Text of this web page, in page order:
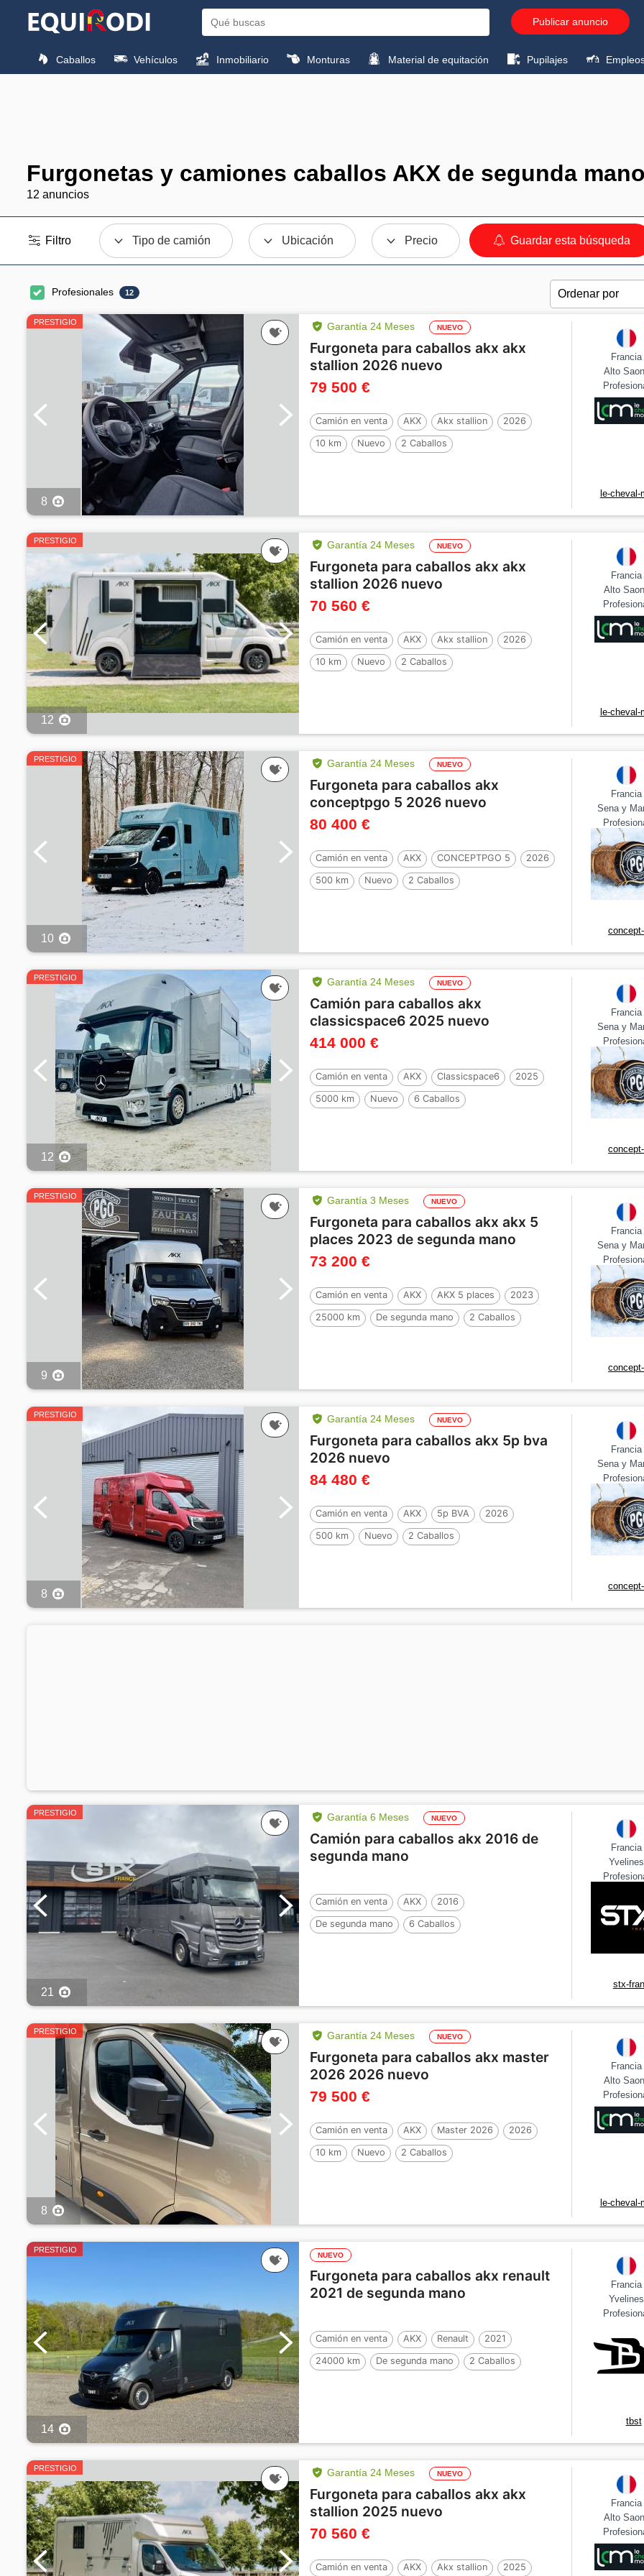
Publicar anuncio
Caballos Vehículos Inmobiliario Monturas Material de equitación Pupilajes
Furgonetas y camiones caballos AKX de segunda
12 anuncios
Filtro Tipo de camión Ubicación Precio Guardar esta búsqueda
Profesionales 12
PRESTIGIO
8
Garantía 24 Meses NUEVO
Furgoneta para caballos akx akx
stallion 2026 nuevo
79 500 €
Camión en venta AKX Akx stallion 2026
10 km Nuevo 2 Caballos
Francia
Alto
le-cheval-
PRESTIGIO
12
Garantía 24 Meses NUEVO
Furgoneta para caballos akx akx
stallion 2026 nuevo
70 560 €
Camión en venta AKX Akx stallion 2026
10 km Nuevo 2 Caballos
Francia
Alto
le-cheval-
PRESTIGIO
10
Garantía 24 Meses NUEVO
Furgoneta para caballos akx
conceptpgo 5 2026 nuevo
80 400 €
Camión en venta AKX CONCEPTPGO 5 2026
500 km Nuevo 2 Caballos
Francia
Sena y
PRESTIGIO
12
Garantía 24 Meses NUEVO
Camión para caballos akx
classicspace6 2025 nuevo
414 000 €
Camión en venta AKX Classicspace6 2025
5000 km Nuevo 6 Caballos
Francia
Sena y
PRESTIGIO
9
Garantía 3 Meses NUEVO
Furgoneta para caballos akx akx 5
places 2023 de segunda mano
73 200 €
Camión en venta AKX AKX 5 places 2023
25000 km De segunda mano 2 Caballos
Francia
Sena y
PRESTIGIO
8
Garantía 24 Meses NUEVO
Furgoneta para caballos akx 5p bva
2026 nuevo
84 480 €
Camión en venta AKX 5p BVA 2026
500 km Nuevo 2 Caballos
Francia
Sena y
PRESTIGIO
21
Garantía 6 Meses NUEVO
Camión para caballos akx 2016 de
segunda mano
Camión en venta AKX 2016
De segunda mano 6 Caballos
Francia
Yvelines
stx-
PRESTIGIO
8
Garantía 24 Meses NUEVO
Furgoneta para caballos akx master
2026 2026 nuevo
79 500 €
Camión en venta AKX Master 2026 2026
10 km Nuevo 2 Caballos
Francia
Alto
le-cheval-
PRESTIGIO
14
NUEVO
Furgoneta para caballos akx renault
2021 de segunda mano
Camión en venta AKX Renault 2021
24000 km De segunda mano 2 Caballos
Francia
Yvelines
tbst
PRESTIGIO Garantía 24 Meses NUEVO
Furgoneta para caballos akx akx
stallion 2025 nuevo
70 560 €
Camión en venta AKX Akx stallion 2025
Francia
Alto